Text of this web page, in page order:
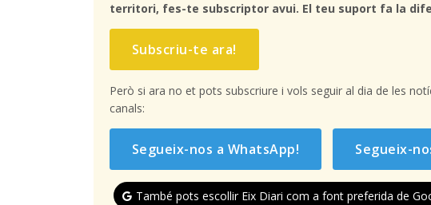
territori, fes-te subscriptor avui. El teu suport fa la
Subscriu-te ara!
Però si ara no et pots subscriure i vols seguir al dia de les
canals:
Segueix-nos a WhatsApp! Segueix-
També pots escollir Eix Diari com a font preferida de